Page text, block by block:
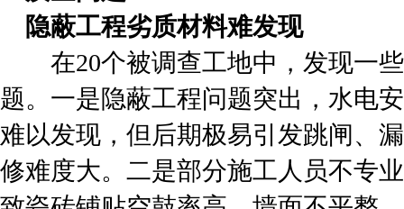
隐蔽工程劣质材料难发现
在20个被调查工地中，发现一些
题。一是隐蔽工程问题突出，水电
难以发现，但后期极易引发跳闸、
修难度大。二是部分施工人员不专